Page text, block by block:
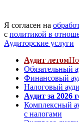
Я согласен на
с политикой в
Аудиторские услуги
Аудит летом
Обязательный
Финансовый
Налоговый
Аудит за 2026
Комплексный
с налогами